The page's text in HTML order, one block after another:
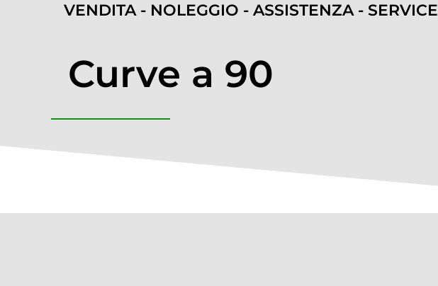
VENDITA - NOLEGGIO - ASSISTENZA - SERVICE
Curve a 90